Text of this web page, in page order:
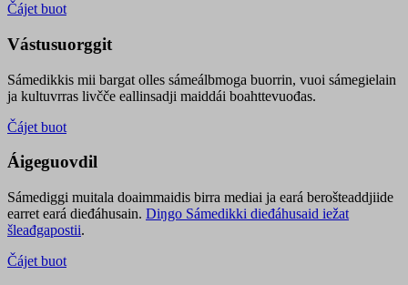
Čájet buot
Vástusuorggit
Sámedikkis mii bargat olles sámeálbmoga buorrin, vuoi sámegielain
ja kultuvrras livčče eallinsadji maiddái boahttevuođas.
Čájet buot
Áigeguovdil
Sámediggi muitala doaimmaidis birra mediai ja eará berošteaddjiide
earret eará dieđáhusain. Diŋgo Sámedikki dieđáhusaid iežat
šleađgapostii.
Čájet buot